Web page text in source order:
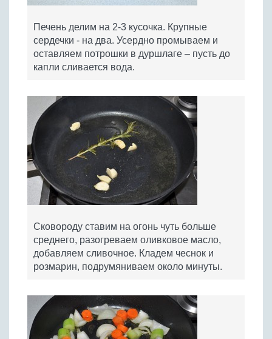
Печень делим на 2-3 кусочка. Крупные
сердечки - на два. Усердно промываем и
оставляем потрошки в дуршлаге – пусть до
капли сливается вода.
Сковороду ставим на огонь чуть больше
среднего, разогреваем оливковое масло,
добавляем сливочное. Кладем чеснок и
розмарин, подрумяниваем около минуты.